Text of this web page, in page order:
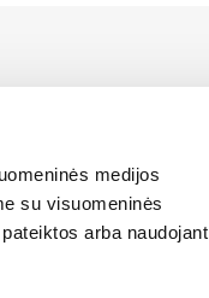
medijos
su visuomeninės
arba naudojant
LIETOŠANAS NOTEIKUMI